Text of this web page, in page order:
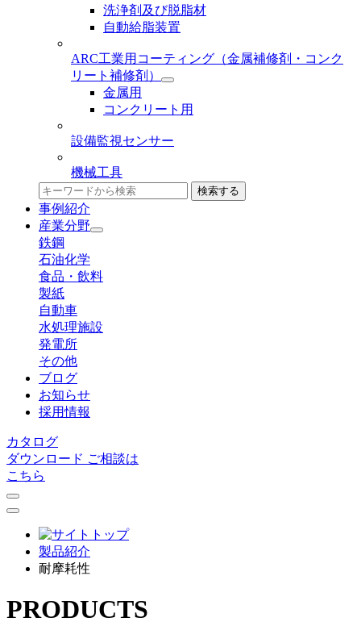
洗浄剤及び脱脂材
自動給脂装置
ARC工業用コーティング （金属補修剤・コンク
リート補修剤）
金属用
コンクリート用
設備監視センサー
機械工具
検索する
事例紹介
産業分野
鉄鋼
石油化学
食品・飲料
製紙
自動車
水処理施設
発電所
その他
ブログ
お知らせ
採用情報
カタログ
ダウンロード ご相談は
こちら
製品紹介
耐摩耗性
PRODUCTS